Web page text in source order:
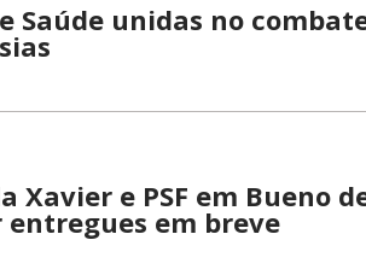
Saúde unidas no
Xavier e PSF em Bueno
entregues em breve